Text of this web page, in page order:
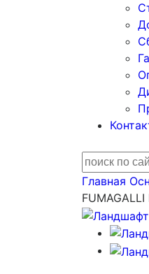
Главная
FUMAGALLI